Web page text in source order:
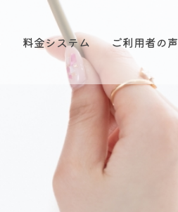
料金システム ご利用者の声